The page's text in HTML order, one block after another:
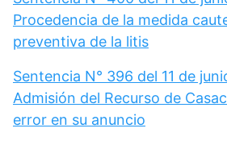
Procedencia de la medida
preventiva de la litis
Sentencia N° 396 del 11 de
Admisión del Recurso de
error en su anuncio